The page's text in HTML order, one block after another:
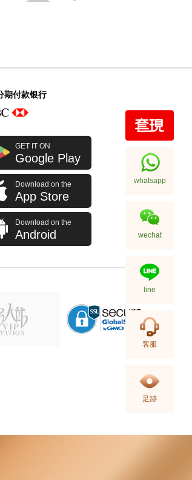
J Collection JCOLLECTION
然钻饰 RING W/DIAMOND 70
RDDI 0.63 CT18KW 4.45 GM
(CZ)
7,114.00
期付款银行
GET IT ON
Google Play
Download on the
App Store
Download on the
Android
whatsapp
wechat
line
客服
足跡